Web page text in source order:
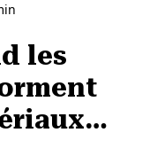
les